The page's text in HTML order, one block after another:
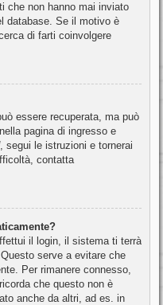
che non hanno mai inviato
database. Se il motivo è
di farti coinvolgere
essere recuperata, ma può
pagina di ingresso e
, segui le istruzioni e tornerai
contatta
il login, il sistema ti terrà
serve a evitare che
Per rimanere connesso,
che questo non è
anche da altri, ad es. in